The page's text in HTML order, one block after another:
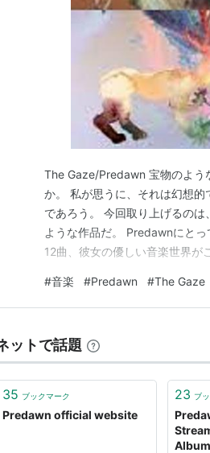
The Gaze/Predawn 宝物のよう
か。 私が思うに、それは幻想
であろう。 今回取り上げるの
ような作品だ。 Predawnにと
12曲、彼女の優しい音楽世界が
が、今作では特に各楽曲のバン
る。 アコースティックなサウ
#音楽 #Predawn #The Gaze
ットで話題
35 ブックマーク
Predawn official website
23 ブ